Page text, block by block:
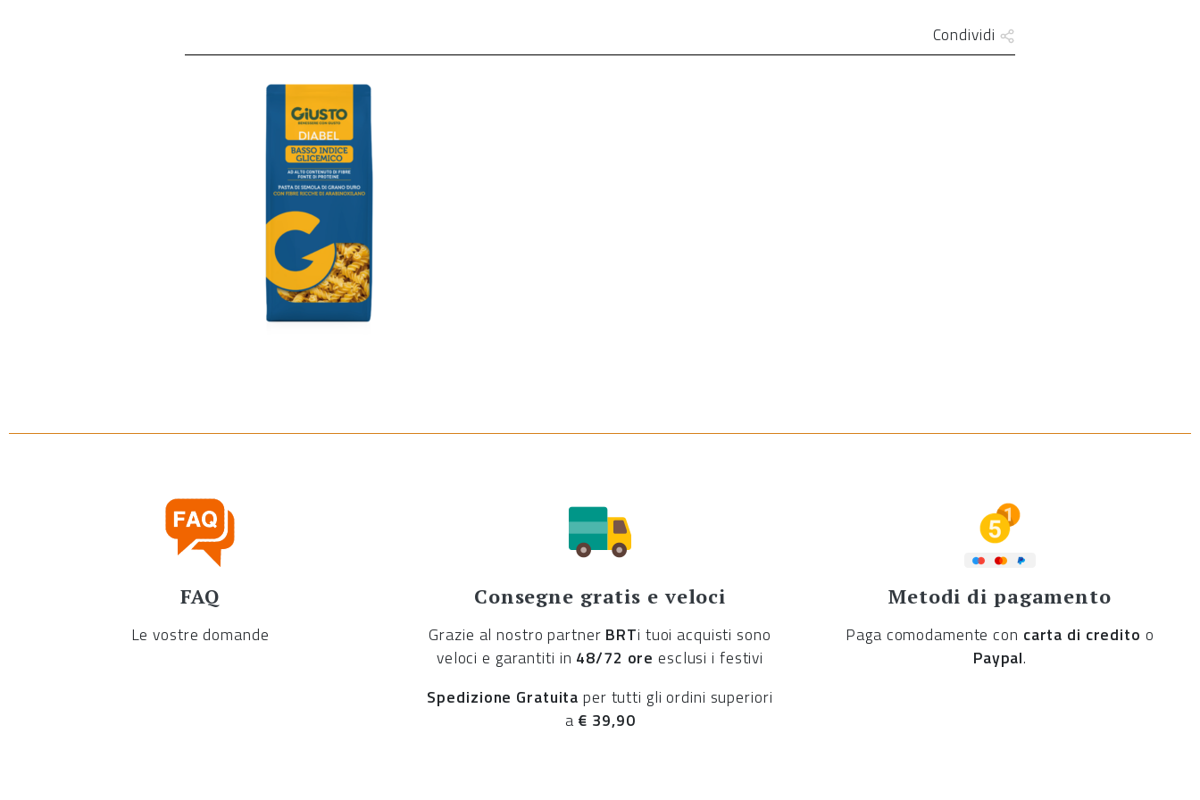
Condividi
FAQ
Le vostre domande
Consegne gratis e veloci
Grazie al nostro partner BRTi tuoi acquisti sono
veloci e garantiti in 48/72 ore esclusi i festivi
Spedizione Gratuita per tutti gli ordini superiori
a € 39,90
Metodi di pagamento
Paga comodamente con carta di credito o
Paypal.